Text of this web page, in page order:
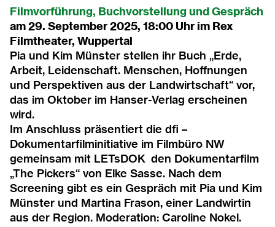
2016
2015
2014
2013
2012
2011
2010
Filmvorführung, Buchvorstellung und Gespräch
am 29. September 2025, 18:00 Uhr im Rex
Filmtheater, Wuppertal
Pia und Kim Münster stellen ihr Buch „Erde,
Arbeit, Leidenschaft. Menschen, Hoffnungen
und Perspektiven aus der Landwirtschaft“ vor,
das im Oktober im Hanser-Verlag erscheinen
wird.
Im Anschluss präsentiert die dfi –
Dokumentarfilminitiative im Filmbüro NW
gemeinsam mit LETsDOK den Dokumentarfilm
„The Pickers“ von Elke Sasse. Nach dem
Screening gibt es ein Gespräch mit Pia und Kim
Münster und Martina Frason, einer Landwirtin
aus der Region. Moderation: Caroline Nokel.